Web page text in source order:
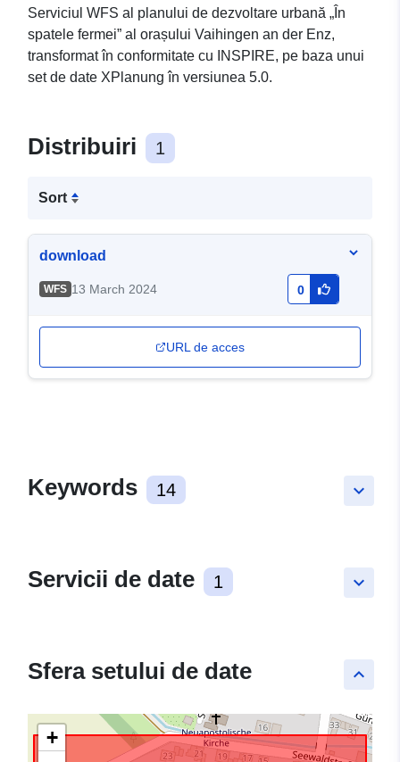
Serviciul WFS al planului de dezvoltare urbană „În
spatele fermei” al orașului Vaihingen an der Enz,
transformat în conformitate cu INSPIRE, pe baza unui
set de date XPlanung în versiunea 5.0.
Distribuiri 1
Sort
download
WFS 13 March 2024 0
URL de acces
keyboard_arrow_down
Keywords 14
keyboard_arrow_down
Servicii de date 1
keyboard_arrow_up
Sfera setului de date
+